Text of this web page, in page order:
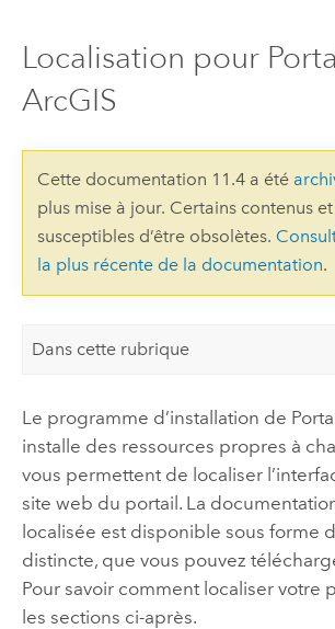
Localisation pour
ArcGIS
Cette documentation 11.4 a été
plus mise à jour. Certains contenus
susceptibles d’être obsolètes.
la plus récente de la documentation.
Dans cette rubrique
Le programme d’installation de
installe des ressources propres à
vous permettent de localiser
site web du portail. La
localisée est disponible sous forme
distincte, que vous pouvez
Pour savoir comment localiser votre
les sections ci-après.